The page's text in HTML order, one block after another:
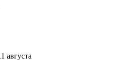
августа